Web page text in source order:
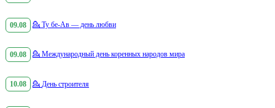
09.08 💁 Ту бе-Ав — день любви
09.08 💁 Международный день коренных народов мира
10.08 💁 День строителя